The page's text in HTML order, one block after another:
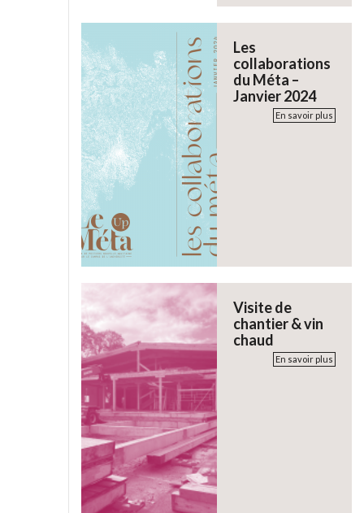
Les
collaborations
du Méta –
Janvier 2024
En savoir plus
Visite de
chantier & vin
chaud
En savoir plus